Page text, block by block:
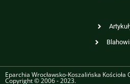
Eparchia Wrocławsko-Koszalińska
Copyright © 2006 - 2023.